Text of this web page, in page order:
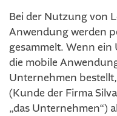
Bei der Nutzung von
Anwendung werden
gesammelt. Wenn
die mobile
Unternehmen
(Kunde der Firma
„das Unternehmen“)